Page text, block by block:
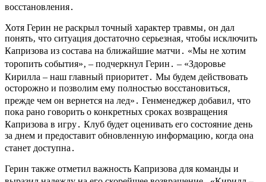
восстановления․
Хотя Герин не раскрыл точный характер травмы‚ он дал
понять‚ что ситуация достаточно серьезная‚ чтобы исключить
Капризова из состава на ближайшие матчи․ «Мы не хотим
торопить события»‚ – подчеркнул Герин․ – «Здоровье
Кирилла – наш главный приоритет․ Мы будем действовать
осторожно и позволим ему полностью восстановиться‚
прежде чем он вернется на лед»․ Генменеджер добавил‚ что
пока рано говорить о конкретных сроках возвращения
Капризова в игру․ Клуб будет оценивать его состояние день
за днем и предоставит обновленную информацию‚ когда она
станет доступна․
Герин также отметил важность Капризова для команды и